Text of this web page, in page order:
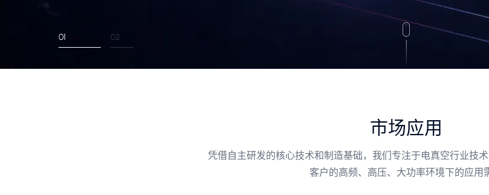
01 02
市场应用
凭借自主研发的核心技术和制造基础，我们专注于电真空行业技
客户的高频、高压、大功率环境下的应用